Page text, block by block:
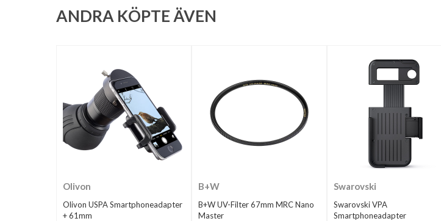
ANDRA KÖPTE ÄVEN
Olivon
Olivon USPA Smartphoneadapter
+ 61mm
B+W
B+W UV-Filter 67mm MRC Nano
Master
Swarovski
Swarovski VPA
Smartphoneadapter